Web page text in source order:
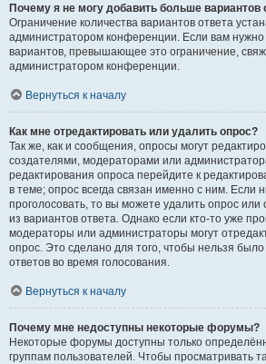
Почему я не могу добавить больше вариантов
Ограничение количества вариантов ответа
администратором конференции. Если вам нужно
вариантов, превышающее это ограничение,
администратором конференции.
Вернуться к началу
Как мне отредактировать или удалить опрос?
Так же, как и сообщения, опросы могут
создателями, модераторами или
редактирования опроса перейдите к
в теме; опрос всегда связан именно с ним. Если
проголосовать, то вы можете удалить опрос или
из вариантов ответа. Однако если кто-то уже
модераторы или администраторы могут
опрос. Это сделано для того, чтобы нельзя
ответов во время голосования.
Вернуться к началу
Почему мне недоступны некоторые форумы?
Некоторые форумы доступны только
группам пользователей. Чтобы просматривать